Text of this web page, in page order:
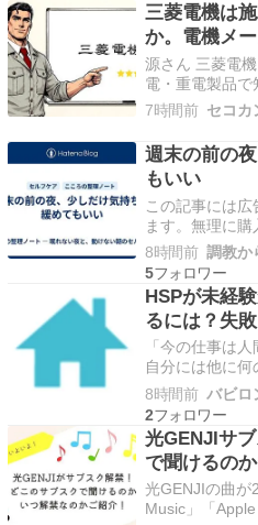
三菱電機は
か。電機メ
を整理する
源さん 三菱電
電・重電製品で
な。ただ実は、
社だ。 転職先
なくないはずだ
ト建設統括部」
いった、聞き慣
7時間前
週末の前の
もいい
この記事には
ます。無理に購
な方への選択
前の夜、少し
らいは、肩の
近づいても、気
りませんか。 …
8時間前 調教か
5
HSPが未経
るには？失
件
「今の仕事は
自分には他に
別の職種に転職
向いているのか
に飛び込んで、
い」 HSP（非
らのキャリ…
8時間前 バビ
2
光GENJIサ
で聞けるの
光GENJIの曲が
Music」「